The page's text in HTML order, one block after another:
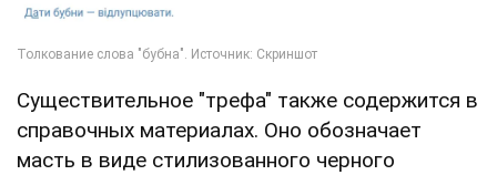
Существительное "трефа" также содержится в
справочных материалах. Оно обозначает
масть в виде стилизованного черного